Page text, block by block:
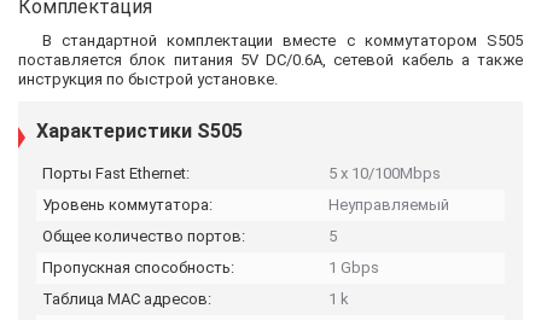
Комплектация
В стандартной комплектации вместе с коммутатором S505
поставляется блок питания 5V DC/0.6A, сетевой кабель а также
инструкция по быстрой установке.
Характеристики S505
Порты Fast Ethernet:
5 x 10/100Mbps
Уровень коммутатора:
Неуправляемый
Общее количество портов:
5
Пропускная способность:
1 Gbps
Таблица MAC адресов:
1 k